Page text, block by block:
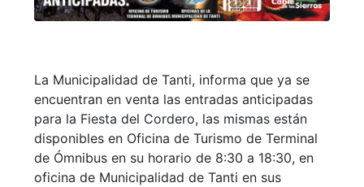
La Municipalidad de Tanti, informa que ya se
encuentran en venta las entradas anticipadas
para la Fiesta del Cordero, las mismas están
disponibles en Oficina de Turismo de Terminal
de Ómnibus en su horario de 8:30 a 18:30, en
oficina de Municipalidad de Tanti en sus